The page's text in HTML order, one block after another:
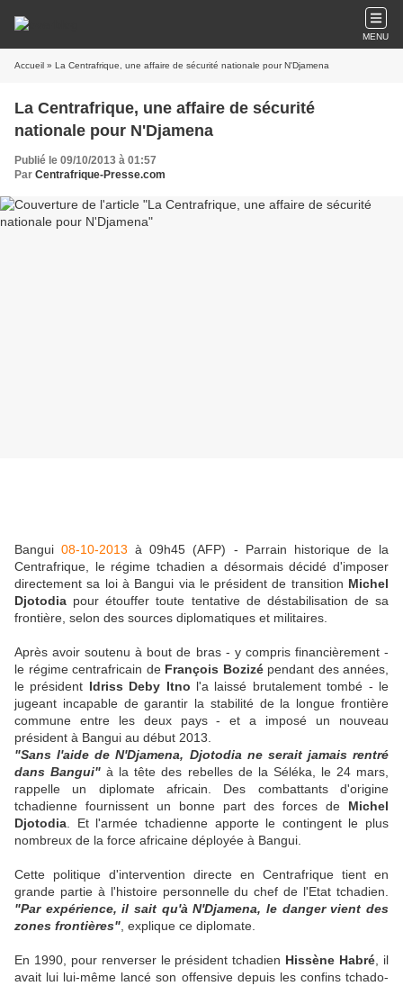
MENU
Accueil » La Centrafrique, une affaire de sécurité nationale pour N'Djamena
La Centrafrique, une affaire de sécurité
nationale pour N'Djamena
Publié le 09/10/2013 à 01:57
Par Centrafrique-Presse.com
Bangui08-10-2013 à 09h45 (AFP) - Parrain historique de la
Centrafrique, le régime tchadien a désormais décidé d'imposer
directement sa loi à Bangui via le président de transition Michel
Djotodia pour étouffer toute tentative de déstabilisation de sa
frontière, selon des sources diplomatiques et militaires.
Après avoir soutenu à bout de bras - y compris financièrement -
le régime centrafricain de François Bozizépendant des années,
le président Idriss Deby Itno l'a laissé brutalement tombé - le
jugeant incapable de garantir la stabilité de la longue frontière
commune entre les deux pays - et a imposé un nouveau
président à Bangui au début 2013.
"Sans l'aide de N'Djamena, Djotodia ne serait jamais rentré
dans Bangui" à la tête des rebelles de la Séléka, le 24 mars,
rappelle un diplomate africain. Des combattants d'origine
tchadienne fournissent un bonne part des forces de Michel
Djotodia . Et l'armée tchadienne apporte le contingent le plus
nombreux de la force africaine déployée à Bangui.
Cette politique d'intervention directe en Centrafrique tient en
grande partie à l'histoire personnelle du chef de l'Etat tchadien.
"Par expérience, il sait qu'à N'Djamena, le danger vient des
zones frontières" , explique ce diplomate.
En 1990, pour renverser le président tchadien Hissène Habré , il
avait lui lui-même lancé son offensive depuis les confins tchado-